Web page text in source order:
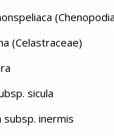
(Celastraceae)
sicula
subsp. inermis